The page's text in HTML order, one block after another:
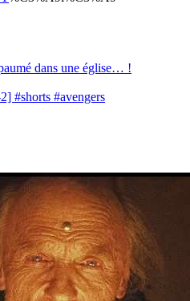
dans une église… !
#shorts #avengers